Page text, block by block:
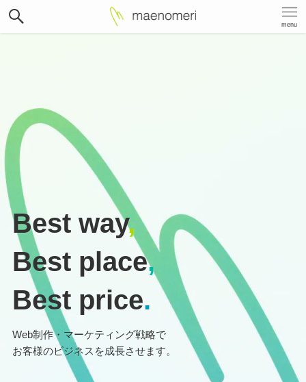
menu
Best way,
Best place,
Best price.
Web制作・マーケティング戦略で
お客様のビジネスを成長させます。